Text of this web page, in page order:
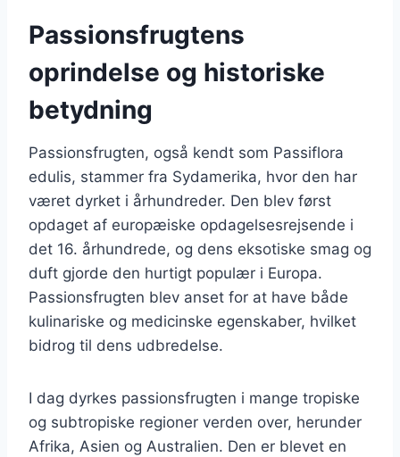
Passionsfrugtens
oprindelse og historiske
betydning
Passionsfrugten, også kendt som Passiflora
edulis, stammer fra Sydamerika, hvor den har
været dyrket i århundreder. Den blev først
opdaget af europæiske opdagelsesrejsende i
det 16. århundrede, og dens eksotiske smag og
duft gjorde den hurtigt populær i Europa.
Passionsfrugten blev anset for at have både
kulinariske og medicinske egenskaber, hvilket
bidrog til dens udbredelse.
I dag dyrkes passionsfrugten i mange tropiske
og subtropiske regioner verden over, herunder
Afrika, Asien og Australien. Den er blevet en